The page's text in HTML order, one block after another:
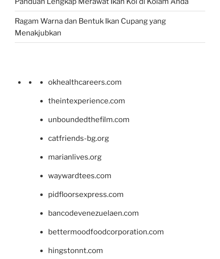
Ragam Warna dan Bentuk Ikan Cupang yang
Menakjubkan
okhealthcareers.com
theintexperience.com
unboundedthefilm.com
catfriends-bg.org
marianlives.org
waywardtees.com
pidfloorsexpress.com
bancodevenezuelaen.com
bettermoodfoodcorporation.com
hingstonnt.com